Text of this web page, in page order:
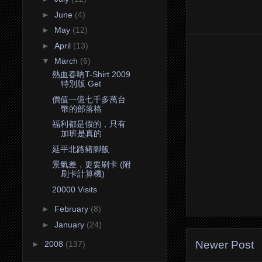
Newer Post
► June (4)
► May (12)
► April (13)
▼ March (6)
熱血春吶T-Shirt 2009
特別版 Get
價值一億七千多萬台
幣的部落格
福利都是假的，只有
加班是真的
延平北路豬腳飯
景氣差，更要刷卡 (附
刷卡計算機)
20000 Visits
► February (8)
► January (24)
► 2008 (137)